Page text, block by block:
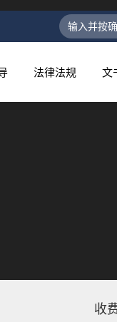
搜
索：
法律法规 文
收